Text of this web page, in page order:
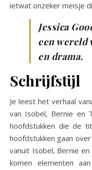
ietwat onzeker meisje
Jessica
een wereld
en drama.
Schrijfstijl
Je leest het verhaal
van Isobel, Bernie en
hoofdstukken die de
hoofdstukken gaan
vanuit Isobel, Bernie
komen elementen